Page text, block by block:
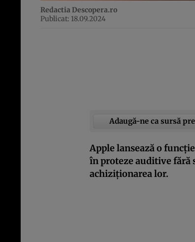
Redactia Descopera.ro
Publicat: 18.09.2024
Adaugă-ne ca sursă
Apple lansează o
în proteze auditive fără
achiziționarea lor.